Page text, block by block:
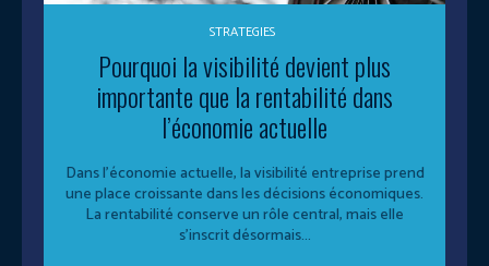
STRATEGIES
Pourquoi la visibilité devient plus
importante que la rentabilité dans
l’économie actuelle
Dans l’économie actuelle, la visibilité entreprise prend
une place croissante dans les décisions économiques.
La rentabilité conserve un rôle central, mais elle
s’inscrit désormais...